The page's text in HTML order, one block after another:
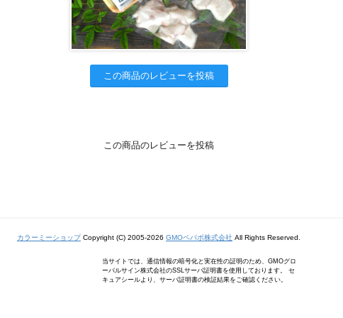
この商品のレビューを投稿
この商品のレビューを投稿
カラーミーショップCopyright (C) 2005-2026 GMOペパボ株式会社 All Rights Reserved.
当サイトでは、通信情報の暗号化と実在性の証明のため、GMOグロ
ーバルサイン株式会社のSSLサーバ証明書を使用しております。 セ
キュアシールより、サーバ証明書の検証結果をご確認ください。